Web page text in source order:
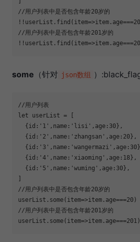
//用户列表中是否包含年龄20岁的
!!userList.find( item=>item.age===20
//用户列表中是否包含年龄201岁的
!!userList.find( item=>item.age===
some （针对 json数组 ）
//用户列表
let
  {
id : '1' , name : 'lisi' , age : 30
  {
id : '2' , name : 'zhangsan' , age : 20
  {
id : '3' , name : 'wangermazi' , age : 30
  {
id : '4' , name : 'xiaoming' , age : 18
  {
id : '5' , name : 'wuming' , age : 30
//用户列表中是否包含年龄20岁的
userList.some( item=>item.age===20 )
//用户列表中是否包含年龄201岁的
userList.some( item=>item.age===201 )